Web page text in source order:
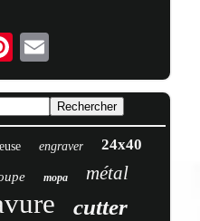
engraver 24x40
mopa métal
cutter